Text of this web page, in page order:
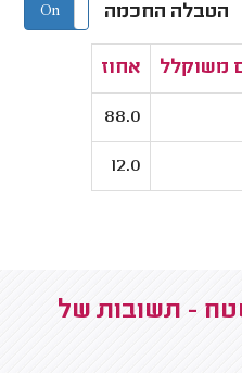
הטבלה החכמה On Off
משוקלל אחוז
88.0
12.0
- תשובות של